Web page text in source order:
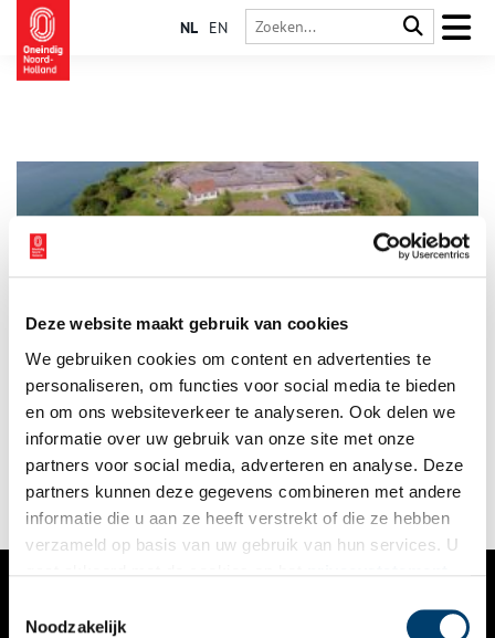
Deze website maakt gebruik van cookies
We gebruiken cookies om content en advertenties te
personaliseren, om functies voor social media te bieden
en om ons websiteverkeer te analyseren. Ook delen we
informatie over uw gebruik van onze site met onze
partners voor social media, adverteren en analyse. Deze
partners kunnen deze gegevens combineren met andere
informatie die u aan ze heeft verstrekt of die ze hebben
verzameld op basis van uw gebruik van hun services. U
Noodzakelijk
NL EN
Met muziek in je oren, lekkers op je bord en blije gezichten om
je heen is Proef Pampus het eilandfestival waar iedereen zich
thuis voelt. Zet voet aan wal en laat je verrassen!
1 min
VERHALEN